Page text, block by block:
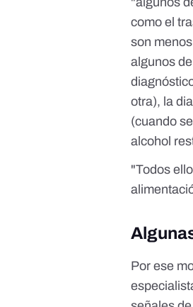
como el
son
algunos
otra), la
(cuando
alcohol
"Todos
Por ese